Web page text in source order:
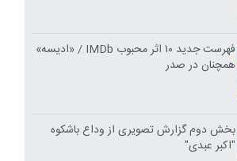
فهرست جدید ۱۰ اثر محبوب IMDb / «ادیسه»
همچنان در صدر
بخش دوم گزارش تصویری از وداع باشکوه
"اکبر عبدی"